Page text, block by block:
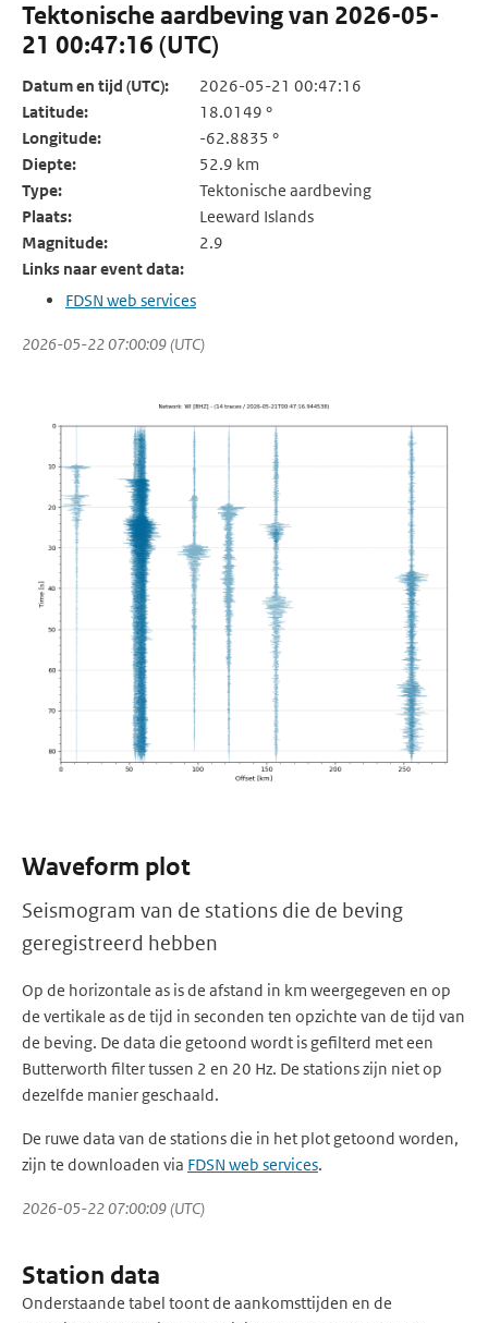
Tektonische aardbeving van 2026-05-
21 00:47:16 (UTC)
Datum en tijd (UTC):
2026-05-21 00:47:16
Latitude:
18.0149 °
Longitude:
-62.8835 °
Diepte:
52.9 km
Type:
Tektonische aardbeving
Plaats:
Leeward Islands
Magnitude:
2.9
Links naar event data:
FDSN web services
2026-05-22 07:00:09 (UTC)
Waveform plot
Seismogram van de stations die de beving
geregistreerd hebben
Op de horizontale as is de afstand in km weergegeven en op
de vertikale as de tijd in seconden ten opzichte van de tijd van
de beving. De data die getoond wordt is gefilterd met een
Butterworth filter tussen 2 en 20 Hz. De stations zijn niet op
dezelfde manier geschaald.
De ruwe data van de stations die in het plot getoond worden,
zijn te downloaden via FDSN web services.
2026-05-22 07:00:09 (UTC)
Station data
Onderstaande tabel toont de aankomsttijden en de